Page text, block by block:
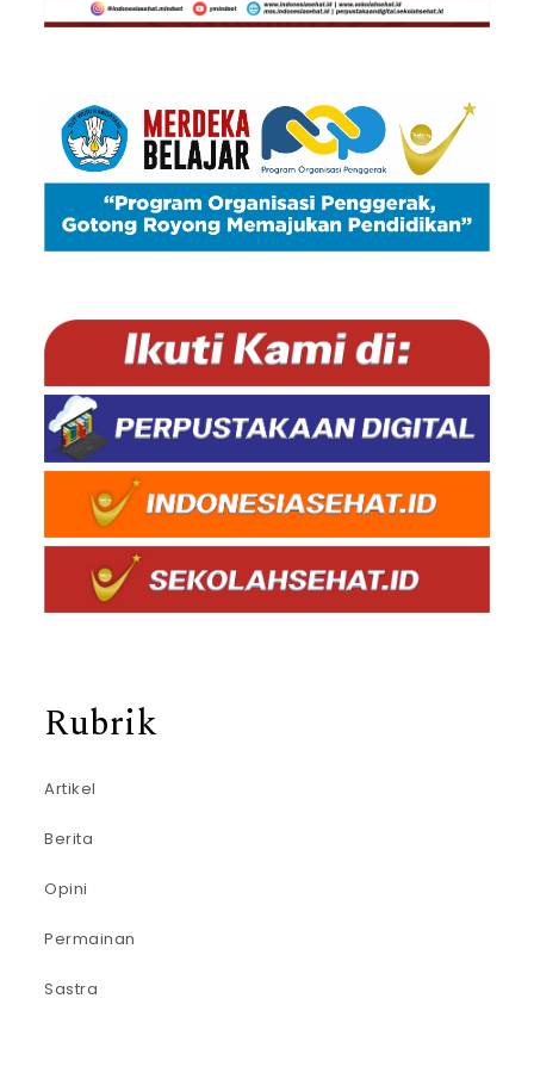
Rubrik
Artikel
Berita
Opini
Permainan
Sastra